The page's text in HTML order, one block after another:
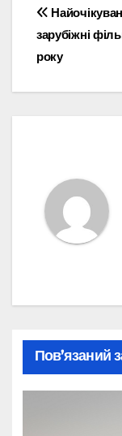
записів
зарубіжні
року
Пов’язаний